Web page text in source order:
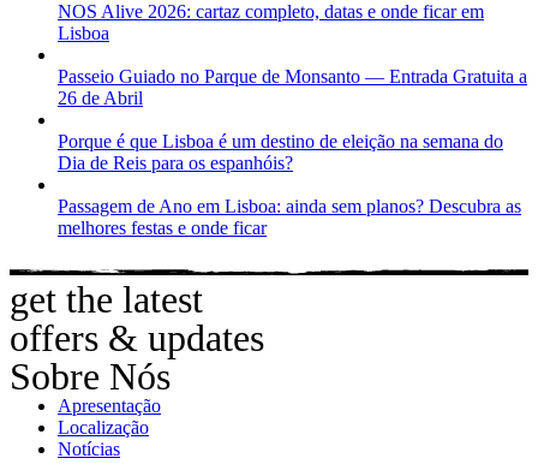
NOS Alive 2026: cartaz completo, datas e onde ficar em
Lisboa
Passeio Guiado no Parque de Monsanto — Entrada Gratuita a
26 de Abril
Porque é que Lisboa é um destino de eleição na semana do
Dia de Reis para os espanhóis?
Passagem de Ano em Lisboa: ainda sem planos? Descubra as
melhores festas e onde ficar
get the latest
offers & updates
Sobre Nós
Apresentação
Localização
Notícias